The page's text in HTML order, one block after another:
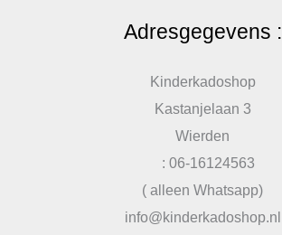
Adresgegevens :
Kinderkadoshop
Kastanjelaan 3
Wierden
: 06-16124563
( alleen Whatsapp)
info@kinderkadoshop.nl